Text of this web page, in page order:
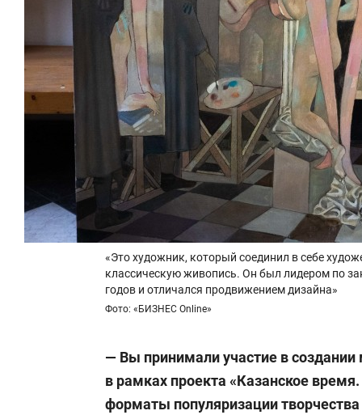
«Это художник, который соединил в себе
классическую живопись. Он был лидером по
годов и отличался продвижением дизайна»
Фото: «БИЗНЕС Online»
— Вы принимали участие в
в рамках проекта «Казанское
форматы популяризации